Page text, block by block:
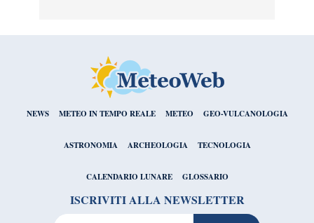
NEWS METEO IN TEMPO REALE METEO GEO-VULCANOLOGIA
ASTRONOMIA ARCHEOLOGIA TECNOLOGIA
CALENDARIO LUNARE GLOSSARIO
ISCRIVITI ALLA NEWSLETTER